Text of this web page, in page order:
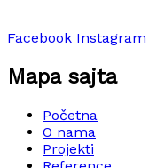
Facebook Instagram
Mapa sajta
Početna
O nama
Projekti